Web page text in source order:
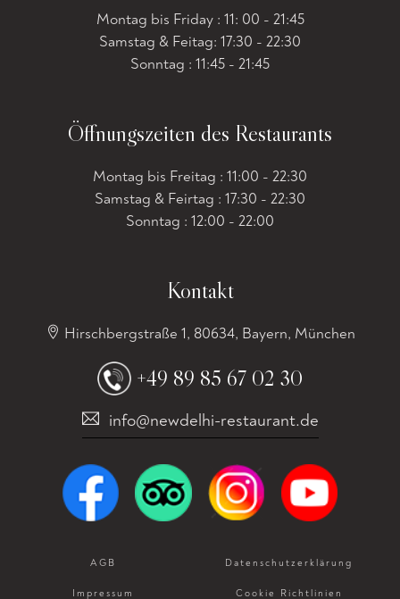
Montag bis Friday : 11: 00 - 21:45
Samstag & Feitag: 17:30 - 22:30
Sonntag : 11:45 - 21:45
Öffnungszeiten des Restaurants
Montag bis Freitag : 11:00 - 22:30
Samstag & Feirtag : 17:30 - 22:30
Sonntag : 12:00 - 22:00
Kontakt
Hirschbergstraße 1, 80634, Bayern, München
+49 89 85 67 02 30
info@newdelhi-restaurant.de
AGB Datenschutz­erklärung
Impressum Cookie Richtlinien